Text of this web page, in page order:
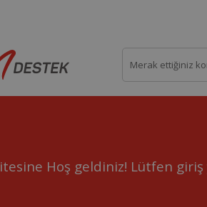
Hoş geldiniz! Lütfen giriş